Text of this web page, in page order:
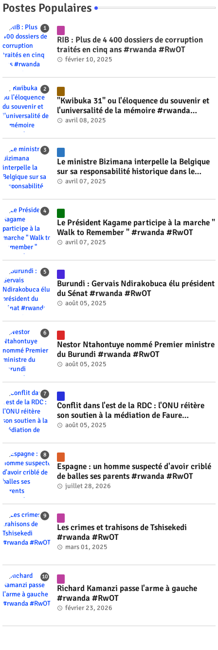
Postes Populaires
RIB : Plus de 4 400 dossiers de corruption
traités en cinq ans #rwanda #RwOT
février 10, 2025
"Kwibuka 31" ou l'éloquence du souvenir et
l'universalité de la mémoire #rwanda
#RwOT
avril 08, 2025
Le ministre Bizimana interpelle la Belgique
sur sa responsabilité historique dans le
génocide #rwanda #RwOT
avril 07, 2025
Le Président Kagame participe à la marche "
Walk to Remember " #rwanda #RwOT
avril 07, 2025
Burundi : Gervais Ndirakobuca élu président
du Sénat #rwanda #RwOT
août 05, 2025
Nestor Ntahontuye nommé Premier ministre
du Burundi #rwanda #RwOT
août 05, 2025
Conflit dans l'est de la RDC : l'ONU réitère
son soutien à la médiation de Faure
Gnassingbé #rwanda #RwOT
août 05, 2025
Espagne : un homme suspecté d'avoir criblé
de balles ses parents #rwanda #RwOT
juillet 28, 2026
Les crimes et trahisons de Tshisekedi
#rwanda #RwOT
mars 01, 2025
Richard Kamanzi passe l'arme à gauche
#rwanda #RwOT
février 23, 2026